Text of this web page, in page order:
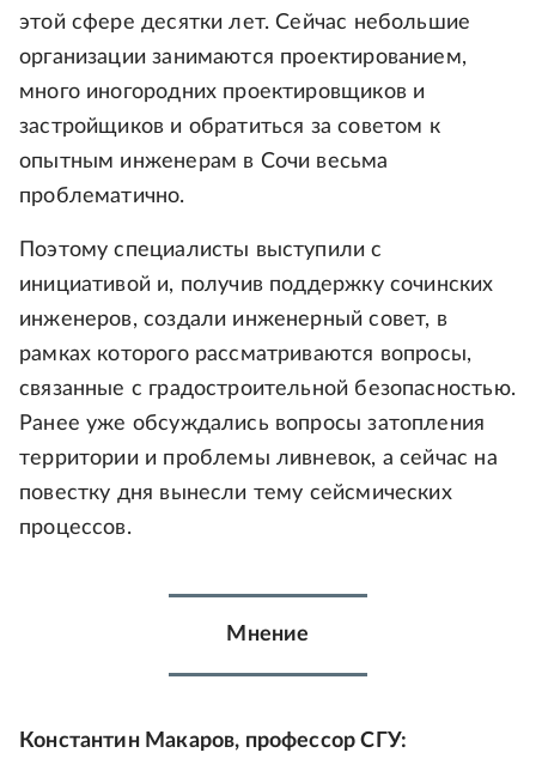
этой сфере десятки лет. Сейчас небольшие
организации занимаются проектированием,
много иногородних проектировщиков и
застройщиков и обратиться за советом к
опытным инженерам в Сочи весьма
проблематично.
Поэтому специалисты выступили с
инициативой и, получив поддержку сочинских
инженеров, создали инженерный совет, в
рамках которого рассматриваются вопросы,
связанные с градостроительной безопасностью.
Ранее уже обсуждались вопросы затопления
территории и проблемы ливневок, а сейчас на
повестку дня вынесли тему сейсмических
процессов.
Мнение
Константин Макаров, профессор СГУ: